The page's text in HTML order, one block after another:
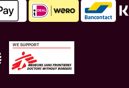
WE SUPPORT